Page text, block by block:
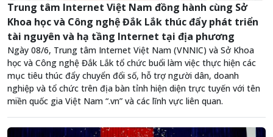
Trung tâm Internet Việt Nam đồng hành cùng Sở
Khoa học và Công nghệ Đắk Lắk thúc đẩy phát triển
tài nguyên và hạ tầng Internet tại địa phương
Ngày 08/6, Trung tâm Internet Việt Nam (VNNIC) và Sở Khoa
học và Công nghệ Đắk Lắk tổ chức buổi làm việc thực hiện các
mục tiêu thúc đẩy chuyển đổi số, hỗ trợ người dân, doanh
nghiệp và tổ chức trên địa bàn tỉnh hiện diện trực tuyến với tên
miền quốc gia Việt Nam “.vn” và các lĩnh vực liên quan.